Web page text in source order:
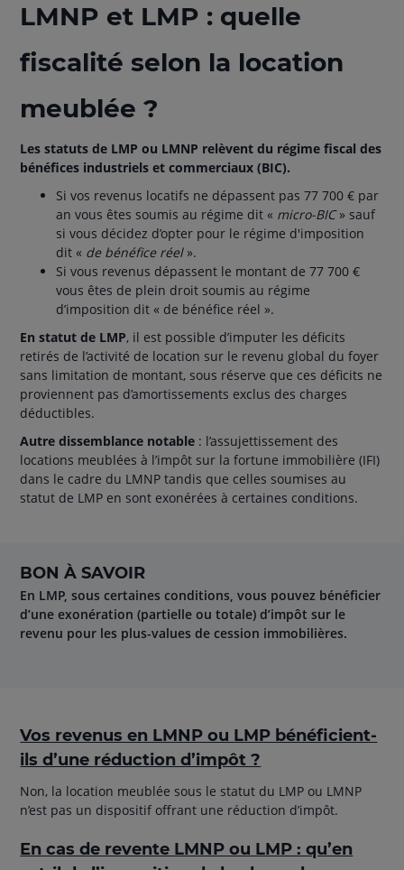
LMNP et LMP : quelle
fiscalité selon la location
meublée ?
Les statuts de LMP ou LMNP relèvent du régime fiscal des
bénéfices industriels et commerciaux (BIC).
Si vos revenus locatifs ne dépassent pas 77 700 € par
an vous êtes soumis au régime dit « micro-BIC» sauf
si vous décidez d’opter pour le régime d'imposition
dit « de bénéfice réel ».
Si vous revenus dépassent le montant de 77 700 €
vous êtes de plein droit soumis au régime
d’imposition dit « de bénéfice réel ».
En statut de LMP, il est possible d’imputer les déficits
retirés de l’activité de location sur le revenu global du foyer
sans limitation de montant, sous réserve que ces déficits ne
proviennent pas d’amortissements exclus des charges
déductibles.
Autre dissemblance notable : l’assujettissement des
locations meublées à l’impôt sur la fortune immobilière (IFI)
dans le cadre du LMNP tandis que celles soumises au
statut de LMP en sont exonérées à certaines conditions.
BON À SAVOIR
En LMP, sous certaines conditions, vous pouvez bénéficier
d’une exonération (partielle ou totale) d’impôt sur le
revenu pour les plus-values de cession immobilières.
Vos revenus en LMNP ou LMP bénéficient-
ils d’une réduction d’impôt ?
Non, la location meublée sous le statut du LMP ou LMNP
n’est pas un dispositif offrant une réduction d’impôt.
En cas de revente LMNP ou LMP : qu’en